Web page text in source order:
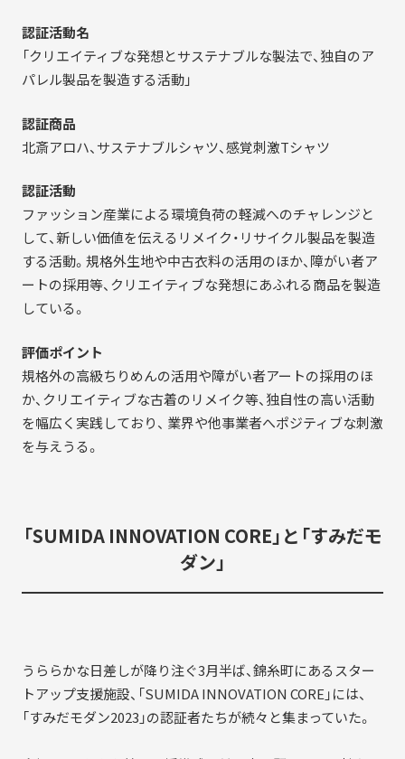
認証活動名
「クリエイティブな発想とサステナブルな製法で、独自のア
パレル製品を製造する活動」
認証商品
北斎アロハ、サステナブルシャツ、感覚刺激Tシャツ
認証活動
ファッション産業による環境負荷の軽減へのチャレンジと
して、新しい価値を伝えるリメイク・リサイクル製品を製造
する活動。規格外生地や中古衣料の活用のほか、障がい者ア
ートの採用等、クリエイティブな発想にあふれる商品を製造
している。
評価ポイント
規格外の高級ちりめんの活用や障がい者アートの採用のほ
か、クリエイティブな古着のリメイク等、独自性の高い活動
を幅広く実践しており、 業界や他事業者へポジティブな刺激
を与えうる。
「SUMIDA INNOVATION CORE」と「すみだモ
ダン」
うららかな日差しが降り注ぐ3月半ば、錦糸町にあるスター
トアップ支援施設、「SUMIDA INNOVATION CORE」には、
「すみだモダン2023」の認証者たちが続々と集まっていた。